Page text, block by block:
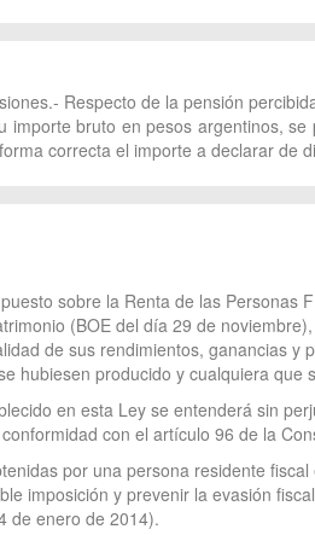
Respecto de la pensión
bruto en pesos argentinos,
correcta el importe a declarar de
sobre la Renta de las Personas
(BOE del día 29 de
de sus rendimientos, ganancias y
hubiesen producido y cualquiera que
en esta Ley se entenderá sin
con el artículo 96 de la
por una persona residente
imposición y prevenir la evasión
de enero de 2014).